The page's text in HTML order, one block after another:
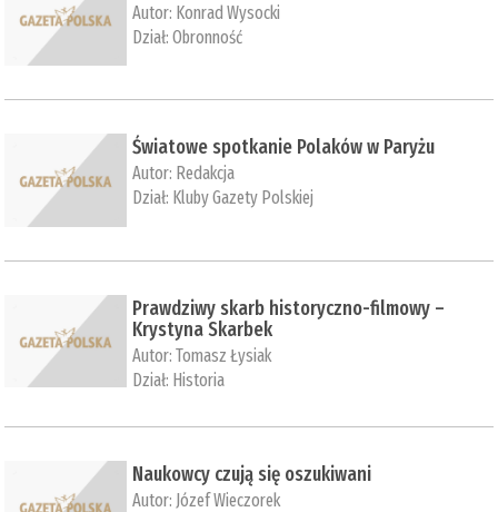
Autor: Konrad Wysocki
Dział:Obronność
Światowe spotkanie Polaków w Paryżu
Autor: Redakcja
Dział: Kluby Gazety Polskiej
Prawdziwy skarb historyczno-filmowy –
Krystyna Skarbek
Autor:Tomasz Łysiak
Dział: Historia
Naukowcy czują się oszukiwani
Autor: Józef Wieczorek